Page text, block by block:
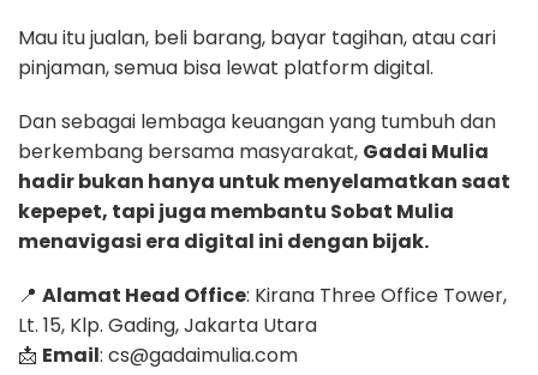
Mau itu jualan, beli barang, bayar tagihan, atau cari
pinjaman, semua bisa lewat platform digital.
Dan sebagai lembaga keuangan yang tumbuh dan
berkembang bersama masyarakat, Gadai Mulia
hadir bukan hanya untuk menyelamatkan saat
kepepet, tapi juga membantu Sobat Mulia
menavigasi era digital ini dengan bijak.
📍 Alamat Head Office: Kirana Three Office Tower,
Lt. 15, Klp. Gading, Jakarta Utara
📩 Email: cs@gadaimulia.com